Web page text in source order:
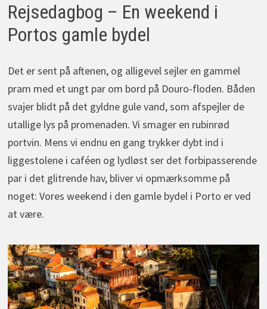
Rejsedagbog – En weekend i
Portos gamle bydel
Det er sent på aftenen, og alligevel sejler en gammel
pram med et ungt par om bord på Douro-floden. Båden
svajer blidt på det gyldne gule vand, som afspejler de
utallige lys på promenaden. Vi smager en rubinrød
portvin. Mens vi endnu en gang trykker dybt ind i
liggestolene i caféen og lydløst ser det forbipasserende
par i det glitrende hav, bliver vi opmærksomme på
noget: Vores weekend i den gamle bydel i Porto er ved
at være.